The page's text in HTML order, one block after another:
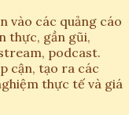
vào các quảng cáo
thực, gần gũi,
podcast.
cận, tạo ra các
thực tế và giá